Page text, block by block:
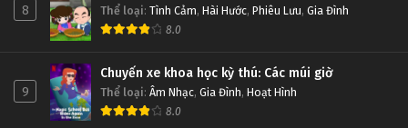
8 Thể loại: Tình Cảm, Hài Hước, Phiêu Lưu, Gia Đình
8.0
9
Chuyến xe khoa học kỳ thú: Các múi giờ
Thể loại: Âm Nhạc, Gia Đình, Hoạt Hình
8.0